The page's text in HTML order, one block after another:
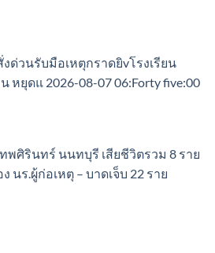
งด่วนรับมือเหตุกราดยิvโรงเรียน
หยุดแ 2026-08-07 06:Forty five:00
ทพศิรินทร์ นนทบุรี เสียชีวิตรวม 8 ราย
นร.ผู้ก่อเหตุ – บาดเจ็บ 22 ราย